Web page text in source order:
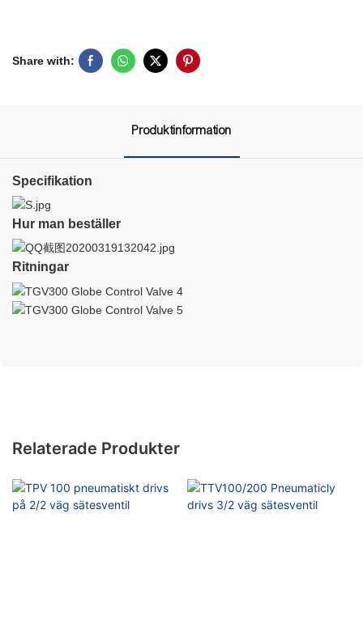
Share with:
Produktinformation
Specifikation
Hur man beställer
Ritningar
Relaterade Produkter